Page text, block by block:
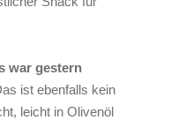
war gestern
ist ebenfalls kein
leicht in Olivenöl